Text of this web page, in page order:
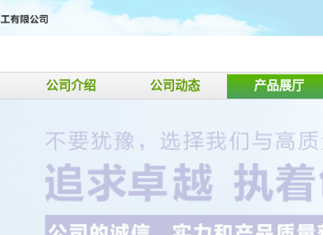
公司介绍 公司动态 产品展厅